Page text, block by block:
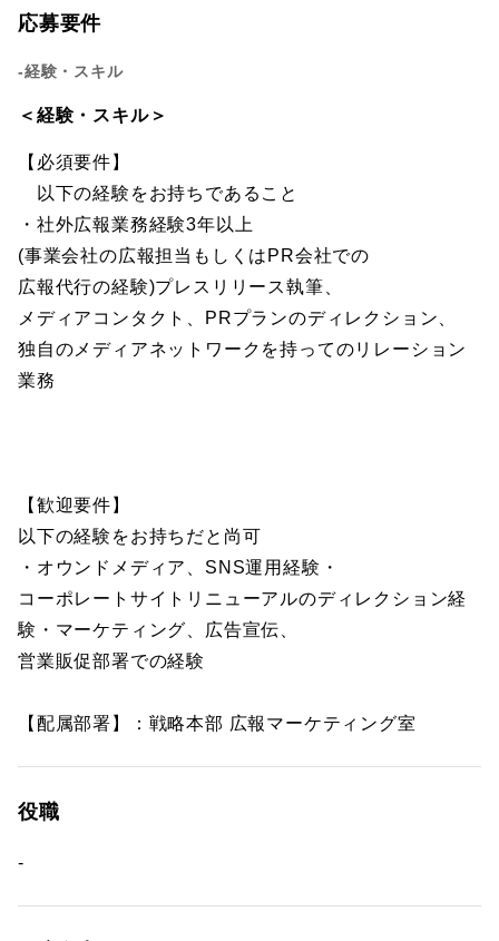
応募要件
-経験・スキル
＜経験・スキル＞
【必須要件】
以下の経験をお持ちであること
・社外広報業務経験3年以上
(事業会社の広報担当もしくはPR会社での
広報代行の経験)プレスリリース執筆、
メディアコンタクト、PRプランのディレクション、
独自のメディアネットワークを持ってのリレーション
業務
【歓迎要件】
以下の経験をお持ちだと尚可
・オウンドメディア、SNS運用経験・
コーポレートサイトリニューアルのディレクション経
験・マーケティング、広告宣伝、
営業販促部署での経験
【配属部署】：戦略本部 広報マーケティング室
役職
-